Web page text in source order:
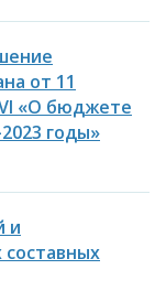
от 11
«О бюджете
годы»
и